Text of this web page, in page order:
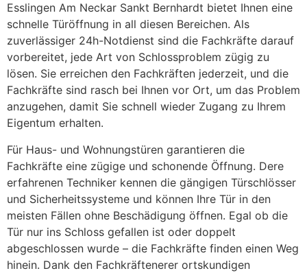
Esslingen Am Neckar Sankt Bernhardt bietet Ihnen eine
schnelle Türöffnung in all diesen Bereichen. Als
zuverlässiger 24h-Notdienst sind die Fachkräfte darauf
vorbereitet, jede Art von Schlossproblem zügig zu
lösen. Sie erreichen den Fachkräften jederzeit, und die
Fachkräfte sind rasch bei Ihnen vor Ort, um das Problem
anzugehen, damit Sie schnell wieder Zugang zu Ihrem
Eigentum erhalten.
Für Haus- und Wohnungstüren garantieren die
Fachkräfte eine zügige und schonende Öffnung. Dere
erfahrenen Techniker kennen die gängigen Türschlösser
und Sicherheitssysteme und können Ihre Tür in den
meisten Fällen ohne Beschädigung öffnen. Egal ob die
Tür nur ins Schloss gefallen ist oder doppelt
abgeschlossen wurde – die Fachkräfte finden einen Weg
hinein. Dank den Fachkräftenerer ortskundigen